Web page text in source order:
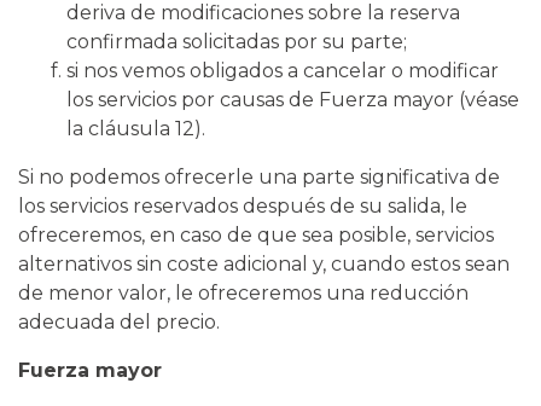
deriva de modificaciones sobre la reserva
confirmada solicitadas por su parte;
si nos vemos obligados a cancelar o modificar
los servicios por causas de Fuerza mayor (véase
la cláusula 12).
Si no podemos ofrecerle una parte significativa de
los servicios reservados después de su salida, le
ofreceremos, en caso de que sea posible, servicios
alternativos sin coste adicional y, cuando estos sean
de menor valor, le ofreceremos una reducción
adecuada del precio.
Fuerza mayor